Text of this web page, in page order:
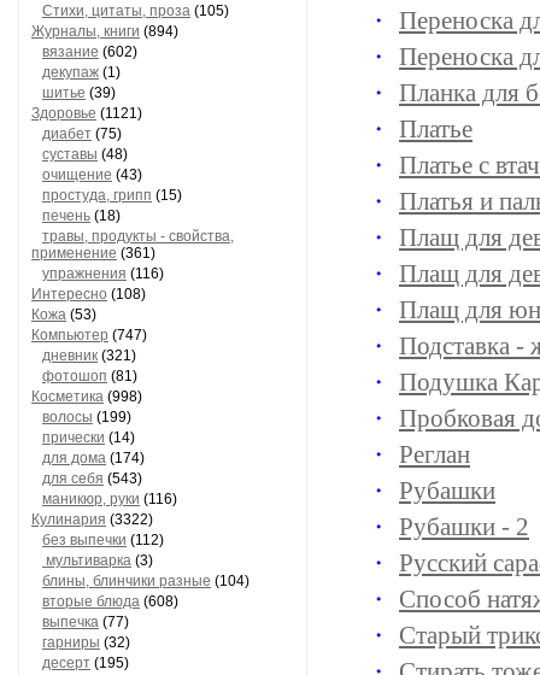
Стихи, цитаты, проза (105)
Журналы, книги (894)
вязание (602)
декупаж (1)
шитье (39)
Здоровье (1121)
диабет (75)
суставы (48)
очищение (43)
простуда, грипп (15)
печень (18)
травы, продукты - свойства,
применение (361)
упражнения (116)
Интересно (108)
Кожа (53)
Компьютер (747)
дневник (321)
фотошоп (81)
Косметика (998)
волосы (199)
прически (14)
для дома (174)
для себя (543)
маникюр, руки (116)
Кулинария (3322)
без выпечки (112)
мультиварка (3)
блины, блинчики разные (104)
вторые блюда (608)
выпечка (77)
гарниры (32)
десерт (195)
Переноска
Переноска
Планка для
Платье
Платье с
Платья и
Плащ для
Плащ для
Плащ для
Подставка -
Подушка
Пробковая
Реглан
Рубашки
Рубашки - 2
Русский
Способ
Старый